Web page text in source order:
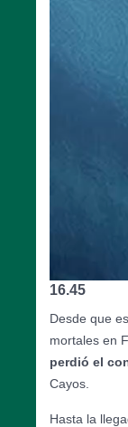
16.45
Desde que
mortales en
perdió el
Cayos.
Hasta la